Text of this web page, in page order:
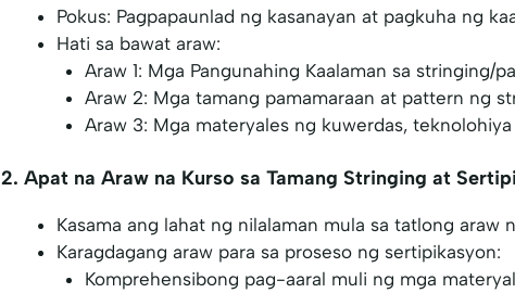
Pokus: Pagpapaunlad ng kasanayan at pagkuha ng
Hati sa bawat araw:
Araw 1: Mga Pangunahing Kaalaman sa stringing/
Araw 2: Mga tamang pamamaraan at pattern ng
Araw 3: Mga materyales ng kuwerdas,
2. Apat na Araw na Kurso sa Tamang Stringing at
Kasama ang lahat ng nilalaman mula sa tatlong araw
Karagdagang araw para sa proseso ng sertipikasyon:
Komprehensibong pag-aaral muli ng mga